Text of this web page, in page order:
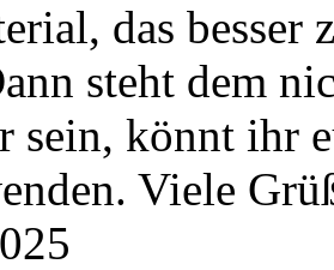
das besser
steht dem
sein, könnt ihr
Viele